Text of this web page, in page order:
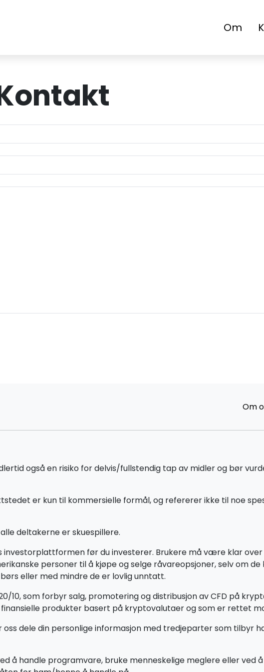
Om
Om
også en risiko for delvis/fullstendig tap av midler og bør
er kun til kommersielle formål, og refererer ikke til noe
deltakerne er skuespillere.
investorplattformen før du investerer. Brukere må være klar
personer til å kjøpe og selge råvareopsjoner, selv om
eller med mindre de er lovlig unntatt.
10, som forbyr salg, promotering og distribusjon av CFD på
produkter basert på kryptovalutaer og som er rettet
dele din personlige informasjon med tredjeparter som tilbyr
handle programvare, bruke menneskelige meglere eller ved